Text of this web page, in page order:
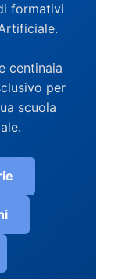
formativi
centinaia
per
scuola